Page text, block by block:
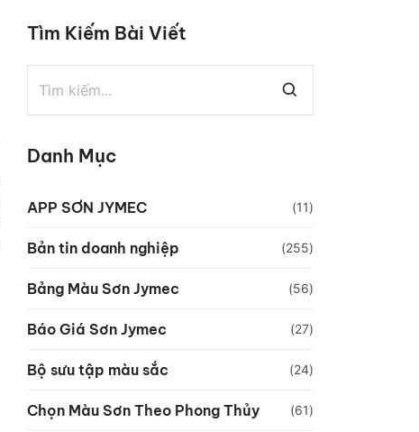
Tìm Kiếm Bài Viết
Danh Mục
APP SƠN JYMEC (11)
Bản tin doanh nghiệp (255)
Bảng Màu Sơn Jymec (56)
Báo Giá Sơn Jymec (27)
Bộ sưu tập màu sắc (24)
Chọn Màu Sơn Theo Phong Thủy (61)